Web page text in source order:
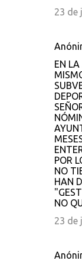
23 de
EN
POR
NO
HAN
NO
23 de